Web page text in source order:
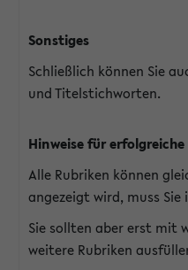
Sonstiges
Schließlich können Sie
und Titelstichworten.
Hinweise für erfolgreiche
Alle Rubriken können
angezeigt wird, muss
Sie sollten aber erst mit
weitere Rubriken